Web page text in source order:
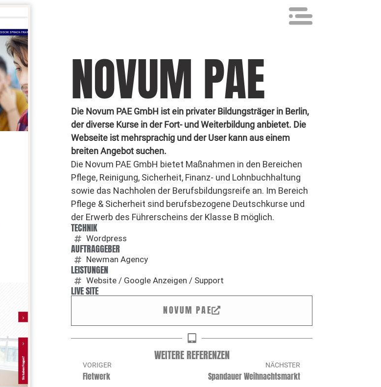
NOVUM PAE
Die Novum PAE GmbH ist ein privater Bildungsträger in Berlin,
der diverse Kurse in der Fort- und Weiterbildung anbietet. Die
Webseite ist mehrsprachig und der User kann aus einem
breiten Angebot suchen.
Die Novum PAE GmbH bietet Maßnahmen in den Bereichen
Pflege, Reinigung, Sicherheit, Finanz- und Lohnbuchhaltung
sowie das Nachholen der Berufsbildungsreife an. Im Bereich
Pflege & Sicherheit sind berufsbezogene Deutschkurse und
der Erwerb des Führerscheins der Klasse B möglich.
TECHNIK
Wordpress
AUFTRAGGEBER
Newman Agency
LEISTUNGEN
Website / Google Anzeigen / Support
LIVE SITE
NOVUM PAE
WEITERE REFERENZEN
VORIGER
Fletwerk
NÄCHSTER
Spandauer Weihnachtsmarkt